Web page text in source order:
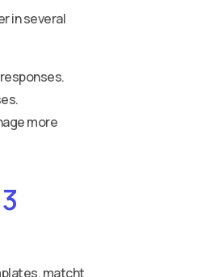
in several
more
matcht